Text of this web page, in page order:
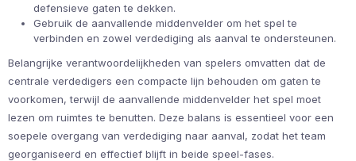
defensieve gaten te dekken.
Gebruik de aanvallende middenvelder om het spel te
verbinden en zowel verdediging als aanval te ondersteunen.
Belangrijke verantwoordelijkheden van spelers omvatten dat de
centrale verdedigers een compacte lijn behouden om gaten te
voorkomen, terwijl de aanvallende middenvelder het spel moet
lezen om ruimtes te benutten. Deze balans is essentieel voor een
soepele overgang van verdediging naar aanval, zodat het team
georganiseerd en effectief blijft in beide speel-fases.